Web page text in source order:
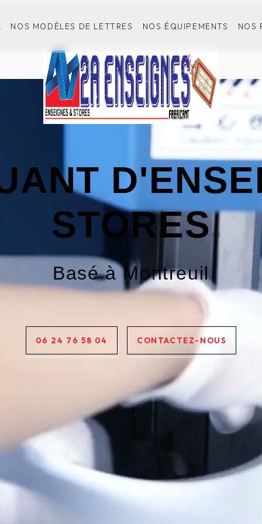
NOS MODÈLES DE LETTRES NOS ÉQUIPEMENTS NOS
STORES
Basé à Montreuil
06 24 76 58 04 CONTACTEZ-NOUS